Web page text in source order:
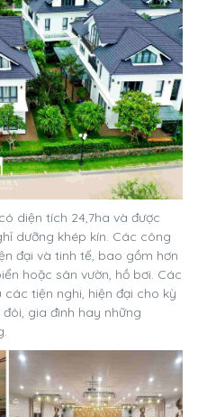
diện tích 24,7ha và được
dưỡng khép kín. Các công
đại và tinh tế, bao gồm hơn
hoặc sân vườn, hồ bơi. Các
tiện nghi, hiện đại cho kỳ
gia đình hay những